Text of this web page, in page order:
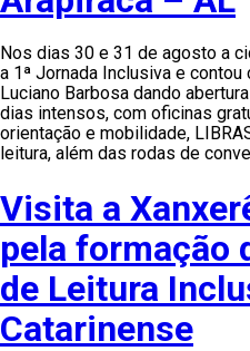
Nos dias 30 e 31 de agosto a
a 1ª Jornada Inclusiva e
Luciano Barbosa dando
dias intensos, com oficinas
orientação e mobilidade,
leitura, além das rodas de
Visita a
pela formação
de Leitura
Catarinense